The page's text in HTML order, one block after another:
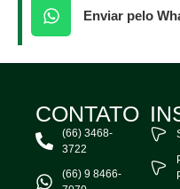
Enviar pelo
CONTATO
(66) 3468-
3722
(66) 9 8466-